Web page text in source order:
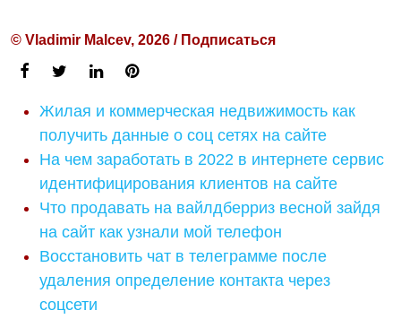
© Vladimir Malcev, 2026 / Подписаться
Жилая и коммерческая недвижимость как
получить данные о соц сетях на сайте
На чем заработать в 2022 в интернете сервис
идентифицирования клиентов на сайте
Что продавать на вайлдберриз весной зайдя
на сайт как узнали мой телефон
Восстановить чат в телеграмме после
удаления определение контакта через
соцсети